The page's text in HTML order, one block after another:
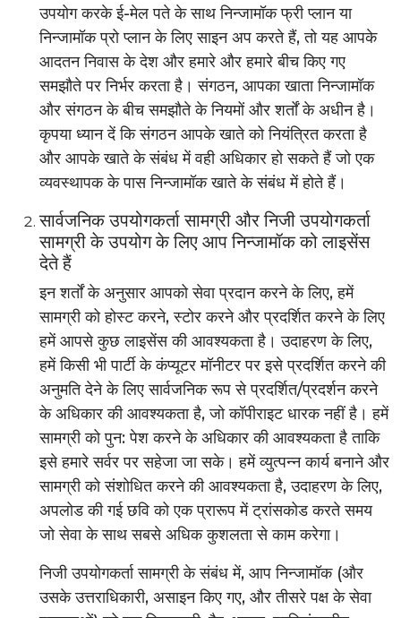
उपयोग करके ई-मेल पते के साथ निन्जामॉक फ्री प्लान या
निन्जामॉक प्रो प्लान के लिए साइन अप करते हैं, तो यह आपके
आदतन निवास के देश और हमारे और हमारे बीच किए गए
समझौते पर निर्भर करता है। संगठन, आपका खाता निन्जामॉक
और संगठन के बीच समझौते के नियमों और शर्तों के अधीन है।
कृपया ध्यान दें कि संगठन आपके खाते को नियंत्रित करता है
और आपके खाते के संबंध में वही अधिकार हो सकते हैं जो एक
व्यवस्थापक के पास निन्जामॉक खाते के संबंध में होते हैं।
सार्वजनिक उपयोगकर्ता सामग्री और निजी उपयोगकर्ता
सामग्री के उपयोग के लिए आप निन्जामॉक को लाइसेंस
देते हैं
इन शर्तों के अनुसार आपको सेवा प्रदान करने के लिए, हमें
सामग्री को होस्ट करने, स्टोर करने और प्रदर्शित करने के लिए
हमें आपसे कुछ लाइसेंस की आवश्यकता है। उदाहरण के लिए,
हमें किसी भी पार्टी के कंप्यूटर मॉनीटर पर इसे प्रदर्शित करने की
अनुमति देने के लिए सार्वजनिक रूप से प्रदर्शित/प्रदर्शन करने
के अधिकार की आवश्यकता है, जो कॉपीराइट धारक नहीं है। हमें
सामग्री को पुन: पेश करने के अधिकार की आवश्यकता है ताकि
इसे हमारे सर्वर पर सहेजा जा सके। हमें व्युत्पन्न कार्य बनाने और
सामग्री को संशोधित करने की आवश्यकता है, उदाहरण के लिए,
अपलोड की गई छवि को एक प्रारूप में ट्रांसकोड करते समय
जो सेवा के साथ सबसे अधिक कुशलता से काम करेगा।
निजी उपयोगकर्ता सामग्री के संबंध में, आप निन्जामॉक (और
उसके उत्तराधिकारी, असाइन किए गए, और तीसरे पक्ष के सेवा